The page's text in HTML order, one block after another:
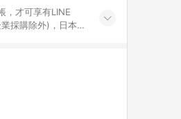
，才可享有LINE
採購除外)，日本代
儲值點數、點
紅包 。 《7》LINE